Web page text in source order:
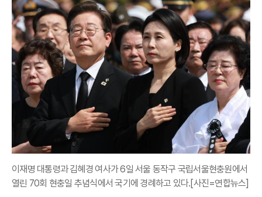
이재명 대통령과 김혜경 여사가 6일 서울 동작구 국립서울현충원에서
열린 70회 현충일 추념식에서 국기에 경례하고 있다.[사진=연합뉴스]